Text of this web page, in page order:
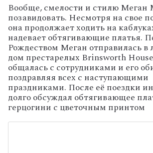
Вообще, смелости и стилю
позавидовать. Несмотря на свое
она продолжает ходить на
надевает обтягивающие платья.
Рождеством Меган отправилась в
дом престарелых Brinsworth
общалась с сотрудниками и его
поздравляя всех с наступающими
праздниками. После её поездки
долго обсуждал обтягивающее
герцогини с цветочным принтом